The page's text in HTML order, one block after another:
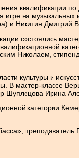
квалификации
игре на
и Никитин Дмитрий
состоялись
Николаем,
культуры и
В мастер-классе
Шуплецова Ирина
категории
преподаватель